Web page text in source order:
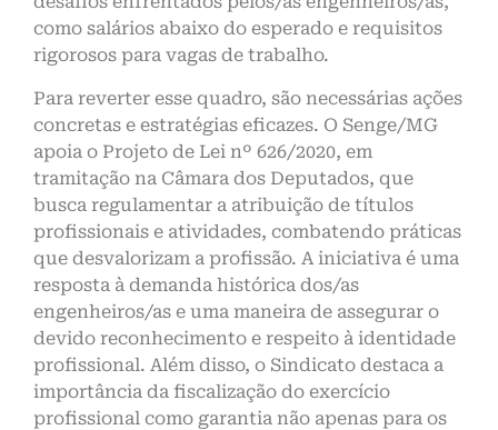
como salários abaixo do esperado e requisitos
rigorosos para vagas de trabalho.
Para reverter esse quadro, são necessárias ações
concretas e estratégias eficazes. O Senge/MG
apoia o Projeto de Lei nº 626/2020, em
tramitação na Câmara dos Deputados, que
busca regulamentar a atribuição de títulos
profissionais e atividades, combatendo práticas
que desvalorizam a profissão. A iniciativa é uma
resposta à demanda histórica dos/as
engenheiros/as e uma maneira de assegurar o
devido reconhecimento e respeito à identidade
profissional. Além disso, o Sindicato destaca a
importância da fiscalização do exercício
profissional como garantia não apenas para os